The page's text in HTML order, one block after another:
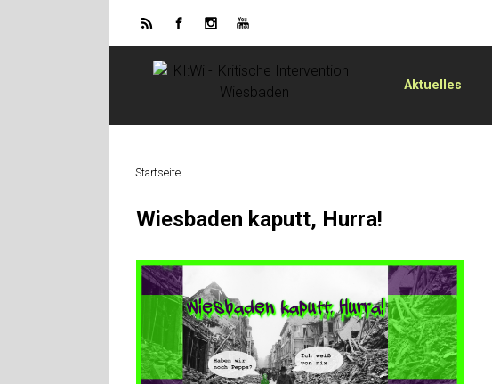
Aktuelles
Startseite
Wiesbaden kaputt, Hurra!